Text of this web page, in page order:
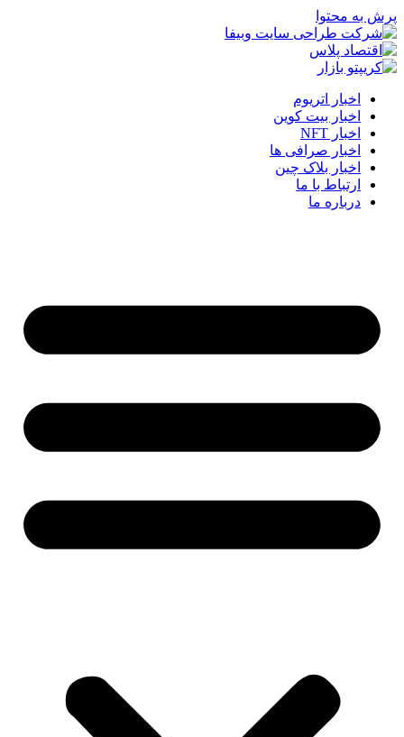
پرش به محتوا
اخبار اتریوم
اخبار بیت کوین
اخبار NFT
اخبار صرافی ها
اخبار بلاک چین
ارتباط با ما
درباره ما